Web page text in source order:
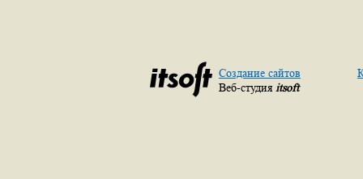
Создание сайтов
Веб-студия itsoft